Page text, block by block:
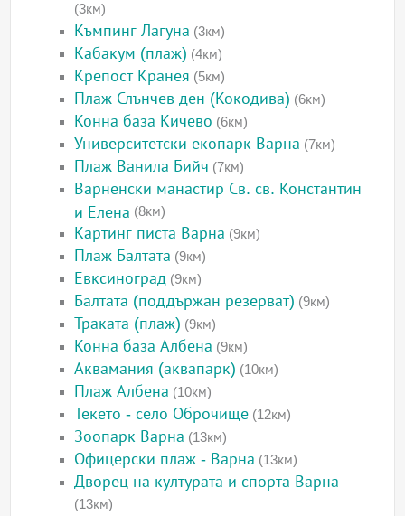
(3км)
Къмпинг Лагуна (3км)
Кабакум (плаж) (4км)
Крепост Кранея (5км)
Плаж Слънчев ден (Кокодива) (6км)
Конна база Кичево (6км)
Университетски екопарк Варна (7км)
Плаж Ванила Бийч (7км)
Варненски манастир Св. св. Константин
и Елена (8км)
Картинг писта Варна (9км)
Плаж Балтата (9км)
Евксиноград (9км)
Балтата (поддържан резерват) (9км)
Траката (плаж) (9км)
Конна база Албена (9км)
Аквамания (аквапарк) (10км)
Плаж Албена (10км)
Текето - село Оброчище (12км)
Зоопарк Варна (13км)
Офицерски плаж - Варна (13км)
Дворец на културата и спорта Варна
(13км)